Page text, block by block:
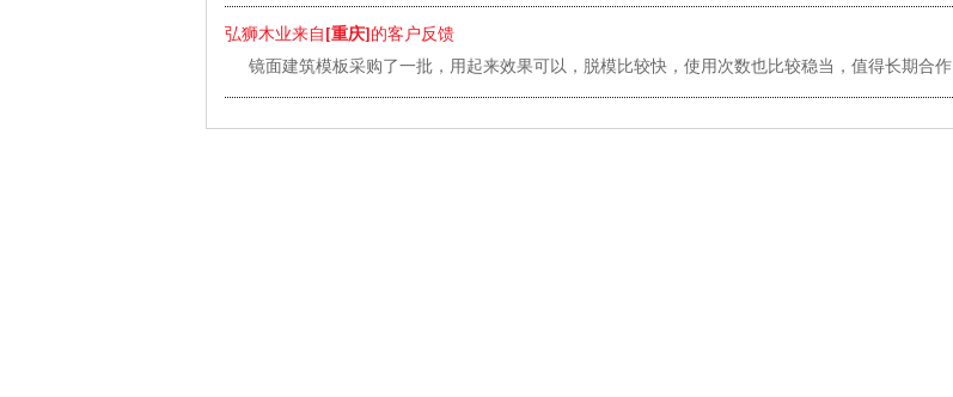
弘狮木业来自 [重庆] 的客户反馈
镜面建筑模板采购了一批，用起来效果可以，脱模比较快，使用次数也比较稳当，值得长期合作